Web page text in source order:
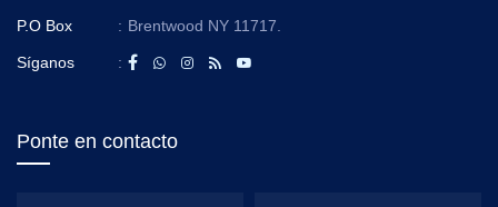
P.O Box : Brentwood NY 11717.
Síganos :
Ponte en contacto